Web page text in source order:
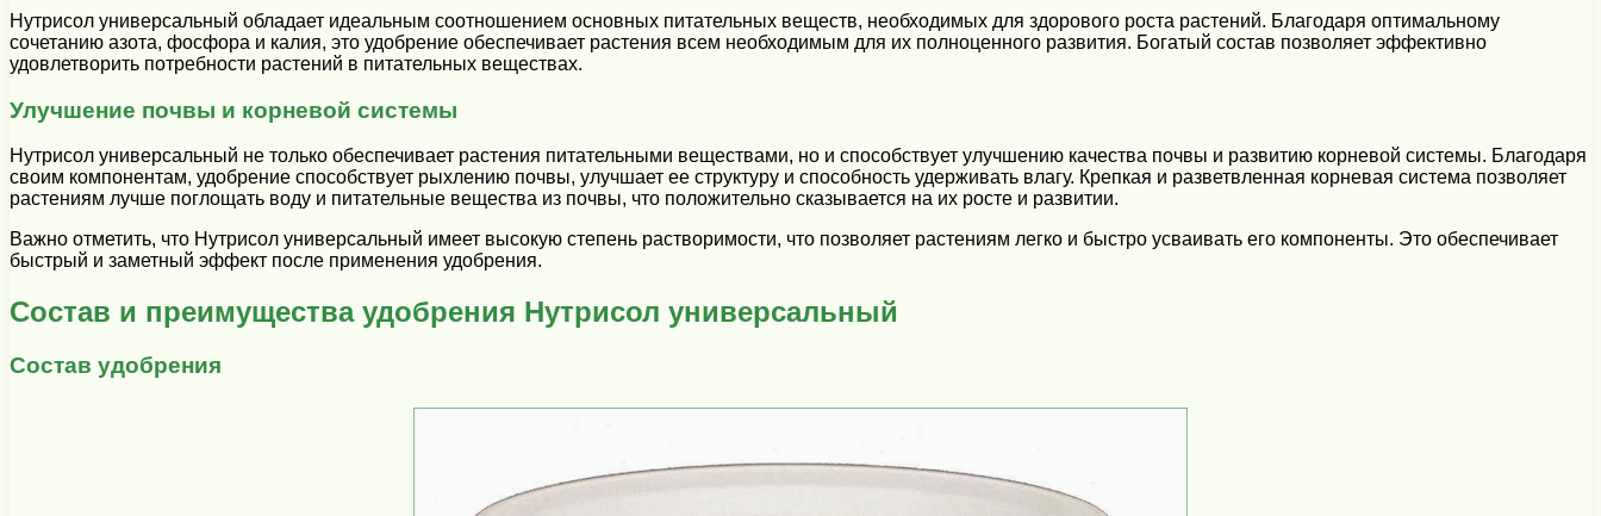
Нутрисол универсальный обладает идеальным соотношением основных питательных веществ, необходимых для здорового роста растений. Благодаря оптимальному
сочетанию азота, фосфора и калия, это удобрение обеспечивает растения всем необходимым для их полноценного развития. Богатый состав позволяет эффективно
удовлетворить потребности растений в питательных веществах.
Улучшение почвы и корневой системы
Нутрисол универсальный не только обеспечивает растения питательными веществами, но и способствует улучшению качества почвы и развитию корневой системы. Благодаря
своим компонентам, удобрение способствует рыхлению почвы, улучшает ее структуру и способность удерживать влагу. Крепкая и разветвленная корневая система позволяет
растениям лучше поглощать воду и питательные вещества из почвы, что положительно сказывается на их росте и развитии.
Важно отметить, что Нутрисол универсальный имеет высокую степень растворимости, что позволяет растениям легко и быстро усваивать его компоненты. Это обеспечивает
быстрый и заметный эффект после применения удобрения.
Состав и преимущества удобрения Нутрисол универсальный
Состав удобрения